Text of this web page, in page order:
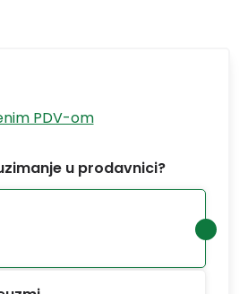
PDV-om
u prodavnici?